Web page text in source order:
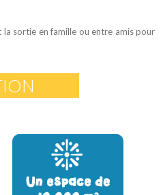
la sortie en famille ou entre amis pour